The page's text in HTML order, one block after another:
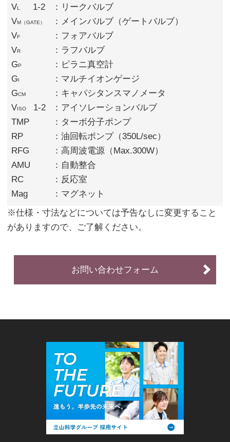
VL 1-2
：リークバルブ
VM（GATE）
：メインバルブ（ゲートバルブ）
VF
：フォアバルブ
VR
：ラフバルブ
GP
：ピラニ真空計
G
：マルチイオンゲージ
GCM
：キャパシタンスマノメータ
V ISO 1-2
：アイソレーションバルブ
TMP
：ターボ分子ポンプ
RP
：油回転ポンプ（350L/sec）
RFG
：高周波電源（Max.300W）
AMU
：自動整合
RC
：反応室
Mag
：マグネット
※仕様・寸法などについては予告なしに変更すること
がありますので、ご了解ください。
お問い合わせフォーム